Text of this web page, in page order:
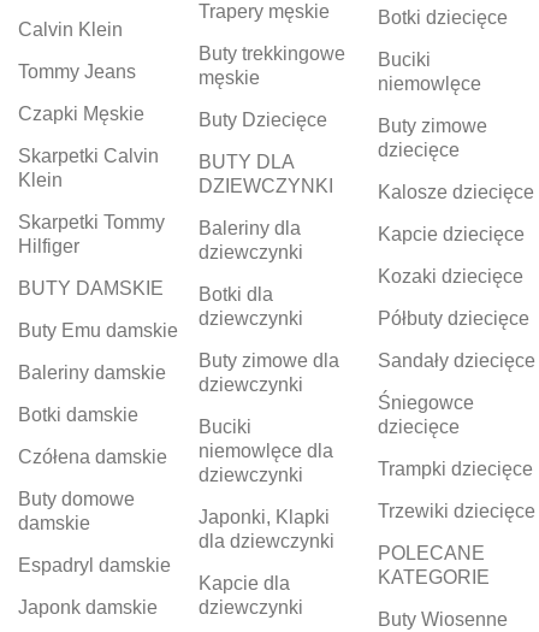
Calvin Klein
Tommy Jeans
Czapki Męskie
Skarpetki Calvin
Klein
Skarpetki Tommy
Hilfiger
BUTY DAMSKIE
Buty Emu damskie
Baleriny damskie
Botki damskie
Czółena damskie
Buty domowe
damskie
Espadryl damskie
Japonk damskie
Trapery męskie
Buty trekkingowe
męskie
Buty Dziecięce
BUTY DLA
DZIEWCZYNKI
Baleriny dla
dziewczynki
Botki dla
dziewczynki
Buty zimowe dla
dziewczynki
Buciki
niemowlęce dla
dziewczynki
Japonki, Klapki
dla dziewczynki
Kapcie dla
dziewczynki
Botki dziecięce
Buciki
niemowlęce
Buty zimowe
dziecięce
Kalosze dziecięce
Kapcie dziecięce
Kozaki dziecięce
Półbuty dziecięce
Sandały dziecięce
Śniegowce
dziecięce
Trampki dziecięce
Trzewiki dziecięce
POLECANE
KATEGORIE
Buty Wiosenne